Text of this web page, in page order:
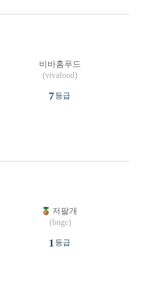
비바홈푸드
(vivafood)
7등급
저팔개
(bngc)
1 등급